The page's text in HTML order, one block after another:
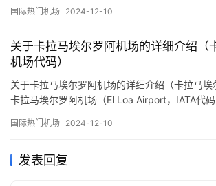
国际机场，也是拉丁美洲最繁忙的机场之一。以
比亚首都波哥大的西部，…
国际热门机场 2024-12-10
关于卡拉马埃尔罗阿机场的详细介绍（
机场代码）
关于卡拉马埃尔罗阿机场的详细介绍（卡拉马埃
卡拉马埃尔罗阿机场（El Loa Airport，IATA代
之一。该机场服务于卡拉马市及其周边地区，
息： 基本信息 地理位置： 机场位于智利北…
国际热门机场 2024-12-10
发表回复